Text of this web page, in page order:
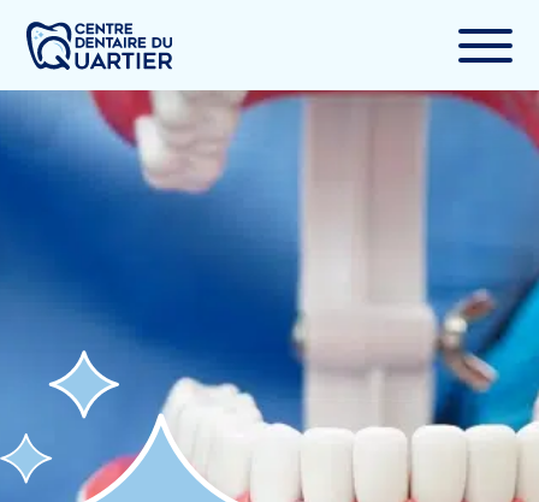
Services
Blogue
Contact
Prendre rendez-vous